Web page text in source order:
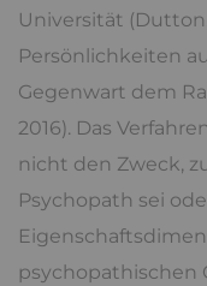
Universität
Persönlichkeiten
Gegenwart dem
2016). Das
nicht den Zweck,
Psychopath sei
psychopathischen